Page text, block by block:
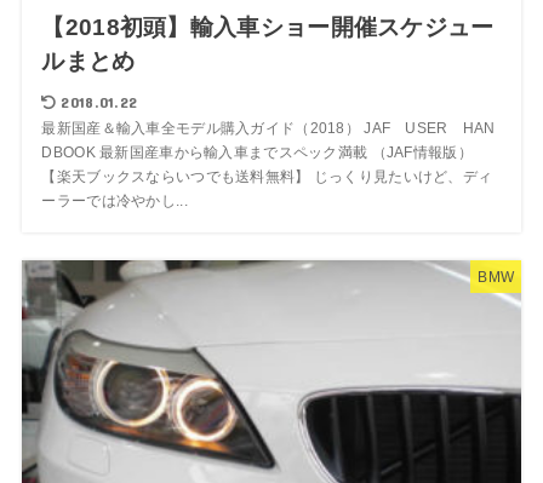
【2018初頭】輸入車ショー開催スケジュー
ルまとめ
2018.01.22
最新国産＆輸入車全モデル購入ガイド（2018） JAF USER HAN
DBOOK 最新国産車から輸入車までスペック満載 （JAF情報版）
【楽天ブックスならいつでも送料無料】 じっくり見たいけど、ディ
ーラーでは冷やかし...
BMW